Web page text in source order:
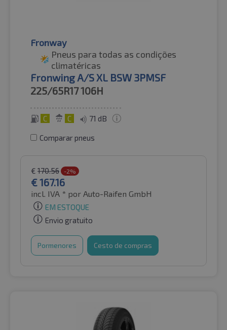
Fronway
Pneus para todas as condições
climatéricas
Fronwing A/S XL BSW 3PMSF
225/65R17106H
C C 71 dB
Comparar pneus
€ 170.56 -2%
€167.16
incl. IVA * por Auto-Raifen GmbH
EM ESTOQUE
Envio gratuito
Pormenores Cesto de compras